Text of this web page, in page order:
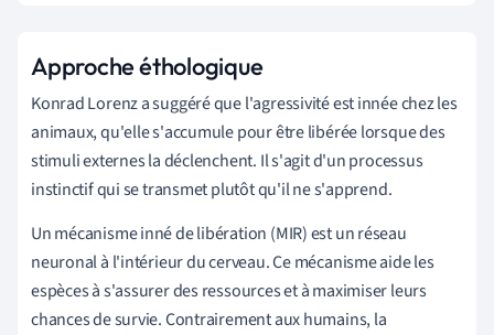
Approche éthologique
Konrad Lorenz a suggéré que l'agressivité est innée chez les
animaux, qu'elle s'accumule pour être libérée lorsque des
stimuli externes la déclenchent. Il s'agit d'un processus
instinctif qui se transmet plutôt qu'il ne s'apprend.
Un mécanisme inné de libération (MIR) est un réseau
neuronal à l'intérieur du cerveau. Ce mécanisme aide les
espèces à s'assurer des ressources et à maximiser leurs
chances de survie. Contrairement aux humains, la